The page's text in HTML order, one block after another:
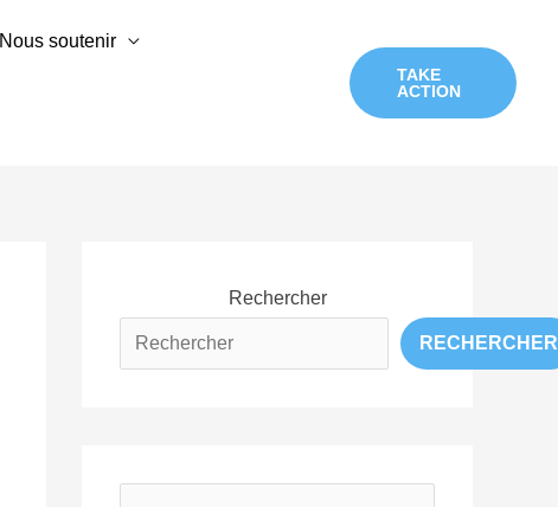
Nous soutenir
TAKE
ACTION
Rechercher
RECHERCHER